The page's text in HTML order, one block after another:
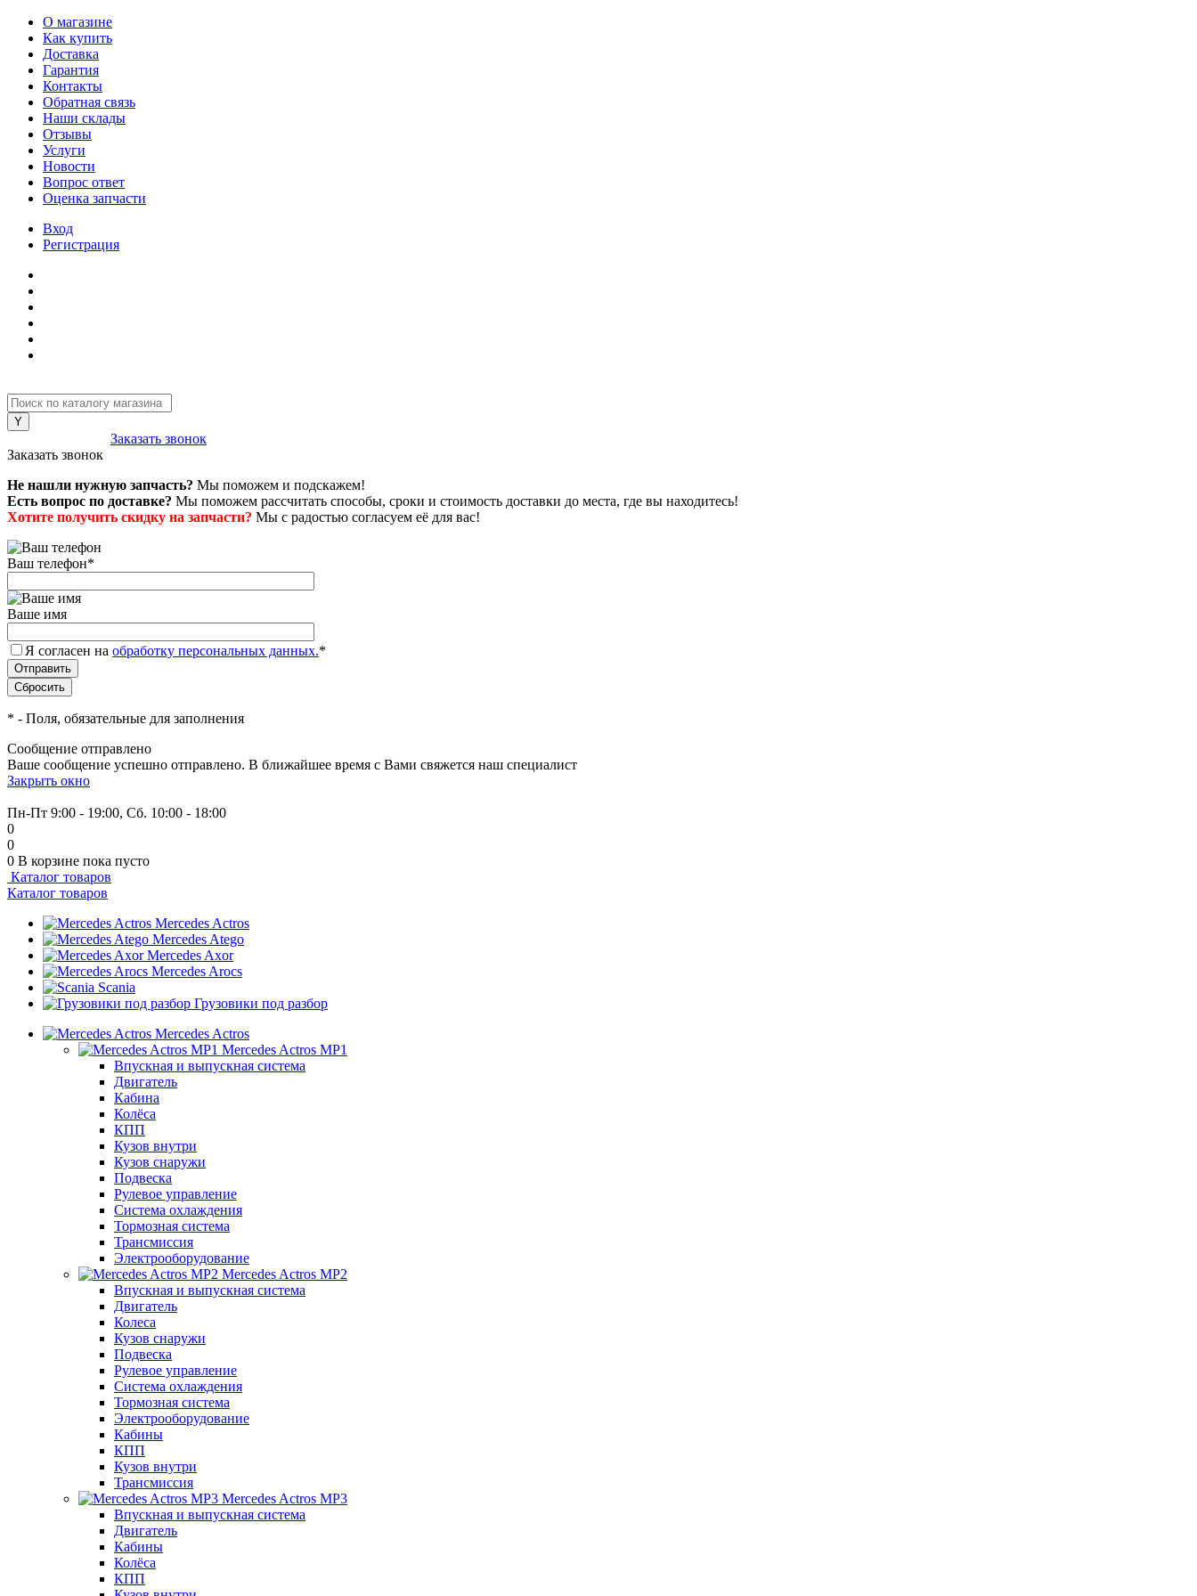
О магазине
Как купить
Доставка
Гарантия
Контакты
Обратная связь
Наши склады
Отзывы
Услуги
Новости
Вопрос ответ
Оценка запчасти
Вход
Регистрация
Заказать звонок
Заказать звонок
Не нашли нужную запчасть? Мы поможем и подскажем!
Есть вопрос по доставке? Мы поможем рассчитать способы, сроки и стоимость доставки до места, где вы находитесь!
Хотите получить скидку на запчасти? Мы с радостью согласуем её для вас!
Ваш телефон*
Ваше имя
Я согласен на обработку персональных данных.*
* - Поля, обязательные для заполнения
Сообщение отправлено
Ваше сообщение успешно отправлено. В ближайшее время с Вами свяжется наш специалист
Закрыть окно
Пн-Пт 9:00 - 19:00, Сб. 10:00 - 18:00
0
0
0 В корзине пока пусто
Каталог товаров
Каталог товаров
Mercedes Actros
Mercedes Atego
Mercedes Axor
Mercedes Arocs
Scania
Грузовики под разбор
Mercedes Actros
Mercedes Actros MP1
Впускная и выпускная система
Двигатель
Кабина
Колёса
КПП
Кузов внутри
Кузов снаружи
Подвеска
Рулевое управление
Система охлаждения
Тормозная система
Трансмиссия
Электрооборудование
Mercedes Actros MP2
Впускная и выпускная система
Двигатель
Колеса
Кузов снаружи
Подвеска
Рулевое управление
Система охлаждения
Тормозная система
Электрооборудование
Кабины
КПП
Кузов внутри
Трансмиссия
Mercedes Actros MP3
Впускная и выпускная система
Двигатель
Кабины
Колёса
КПП